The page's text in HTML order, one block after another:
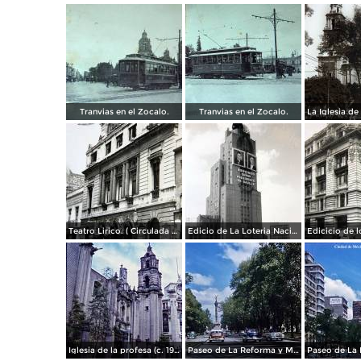
Tranvias en el Zocalo. Tranvias en el Zocalo.
Teatro Lirico. ( Circulada el 1 de Agosto de 1926 ). Edicio de La Loteria Nacional Ciudad de México Abril de 1964
Iglesia de la profesa (c. 1950) Paseo de La Reforma y Mto a La Independencia 1950 Paseo de La